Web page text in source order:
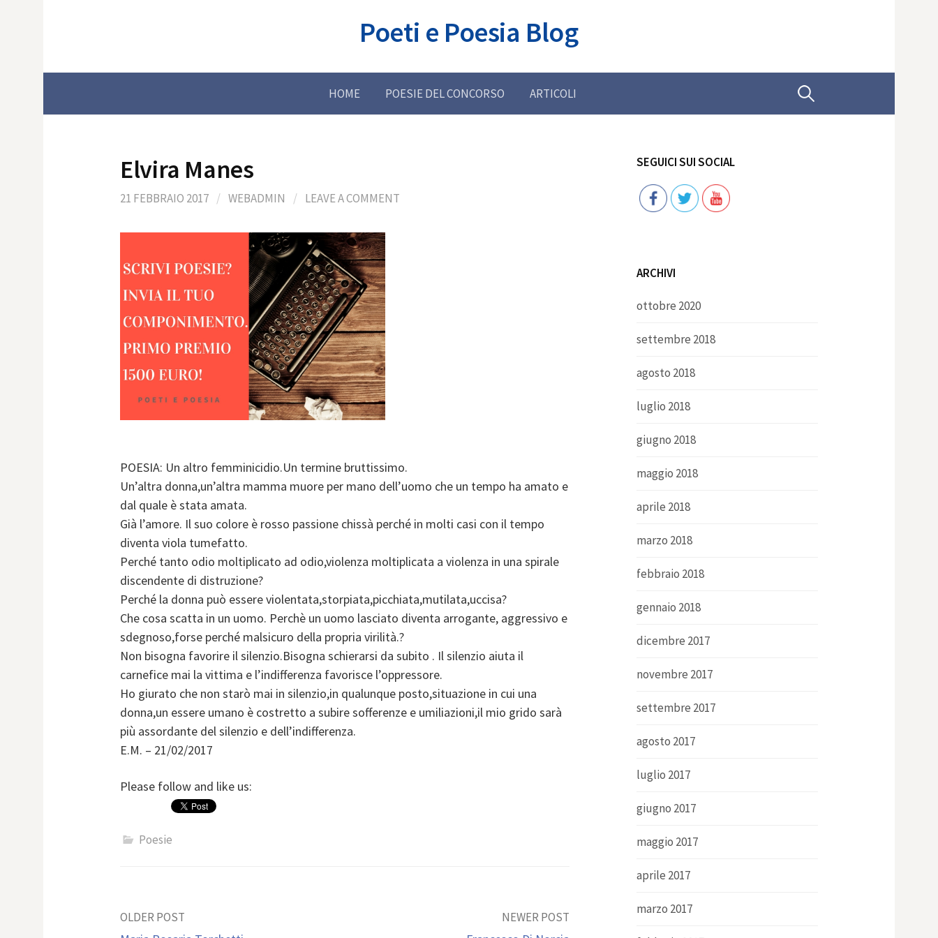
Poeti e Poesia Blog
HOME POESIE DEL CONCORSO ARTICOLI Ricerca
Elvira Manes
21 FEBBRAIO 2017 / WEBADMIN / LEAVE A COMMENT
POESIA: Un altro femminicidio.Un termine bruttissimo.
Un’altra donna,un’altra mamma muore per mano dell’uomo che un tempo ha amato e
dal quale è stata amata.
Già l’amore. Il suo colore è rosso passione chissà perché in molti casi con il tempo
diventa viola tumefatto.
Perché tanto odio moltiplicato ad odio,violenza moltiplicata a violenza in una spirale
discendente di distruzione?
Perché la donna può essere violentata,storpiata,picchiata,mutilata,uccisa?
Che cosa scatta in un uomo. Perchè un uomo lasciato diventa arrogante, aggressivo e
sdegnoso,forse perché malsicuro della propria virilità.?
Non bisogna favorire il silenzio.Bisogna schierarsi da subito . Il silenzio aiuta il
carnefice mai la vittima e l’indifferenza favorisce l’oppressore.
Ho giurato che non starò mai in silenzio,in qualunque posto,situazione in cui una
donna,un essere umano è costretto a subire sofferenze e umiliazioni,il mio grido sarà
più assordante del silenzio e dell’indifferenza.
E.M. – 21/02/2017
Please follow and like us:
Poesie
Post
OLDER POST NEWER POST
SEGUICI SUI SOCIAL
Follow
ARCHIVI
ottobre 2020
settembre 2018
agosto 2018
luglio 2018
giugno 2018
maggio 2018
aprile 2018
marzo 2018
febbraio 2018
gennaio 2018
dicembre 2017
novembre 2017
settembre 2017
agosto 2017
luglio 2017
giugno 2017
maggio 2017
aprile 2017
marzo 2017